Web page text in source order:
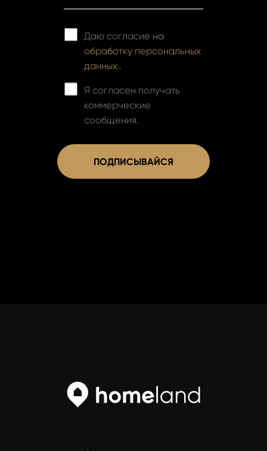
Даю согласие на
обработку персональных
данных..
Я согласен получать
коммерческие
сообщения.
ПОДПИСЫВАЙСЯ